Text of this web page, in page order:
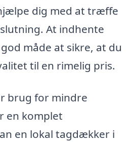
dig med at træffe
At indhente
måde at sikre, at du
til en rimelig pris.
brug for mindre
en komplet
en lokal tagdækker i